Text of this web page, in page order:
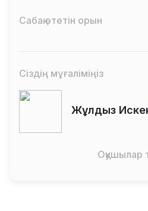
Сабақ өтетін орын
Сіздің мұғаліміңіз
Жұлдыз
Оқушылар